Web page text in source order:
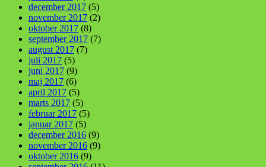
december 2017 (5)
november 2017 (2)
oktober 2017 (8)
september 2017 (7)
august 2017 (7)
juli 2017 (5)
juni 2017 (9)
maj 2017 (6)
april 2017 (5)
marts 2017 (5)
februar 2017 (5)
januar 2017 (5)
december 2016 (9)
november 2016 (9)
oktober 2016 (9)